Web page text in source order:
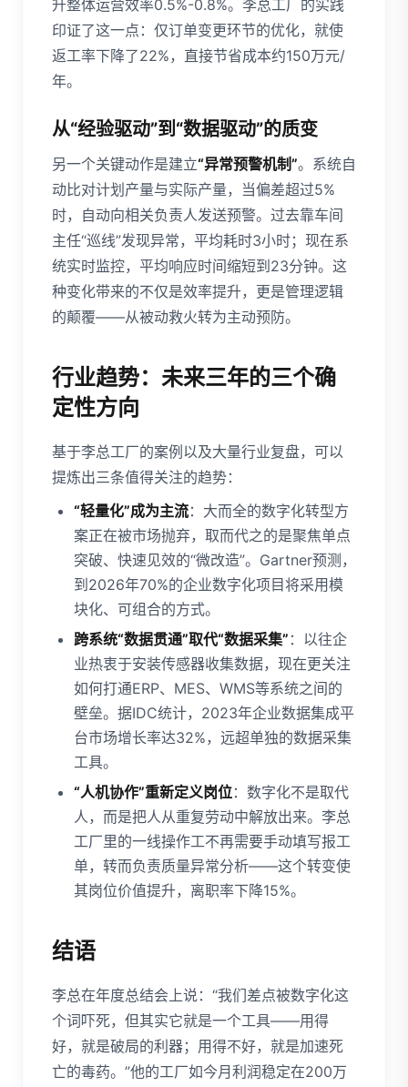
升整体运营效率0.5%-0.8%。李总工厂的实践
印证了这一点：仅订单变更环节的优化，就使
返工率下降了22%，直接节省成本约150万元/
年。
从“经验驱动”到“数据驱动”的质变
另一个关键动作是建立“异常预警机制”。系统自
动比对计划产量与实际产量，当偏差超过5%
时，自动向相关负责人发送预警。过去靠车间
主任“巡线”发现异常，平均耗时3小时；现在系
统实时监控，平均响应时间缩短到23分钟。这
种变化带来的不仅是效率提升，更是管理逻辑
的颠覆——从被动救火转为主动预防。
行业趋势：未来三年的三个确
定性方向
基于李总工厂的案例以及大量行业复盘，可以
提炼出三条值得关注的趋势：
“轻量化”成为主流：大而全的数字化转型方
案正在被市场抛弃，取而代之的是聚焦单点
突破、快速见效的“微改造”。Gartner预测，
到2026年70%的企业数字化项目将采用模
块化、可组合的方式。
跨系统“数据贯通”取代“数据采集” ：以往企
业热衷于安装传感器收集数据，现在更关注
如何打通ERP、MES、WMS等系统之间的
壁垒。据IDC统计，2023年企业数据集成平
台市场增长率达32%，远超单独的数据采集
工具。
“人机协作”重新定义岗位：数字化不是取代
人，而是把人从重复劳动中解放出来。李总
工厂里的一线操作工不再需要手动填写报工
单，转而负责质量异常分析——这个转变使
其岗位价值提升，离职率下降15%。
结语
李总在年度总结会上说：“我们差点被数字化这
个词吓死，但其实它就是一个工具——用得
好，就是破局的利器；用得不好，就是加速死
亡的毒药。”他的工厂如今月利润稳定在200万